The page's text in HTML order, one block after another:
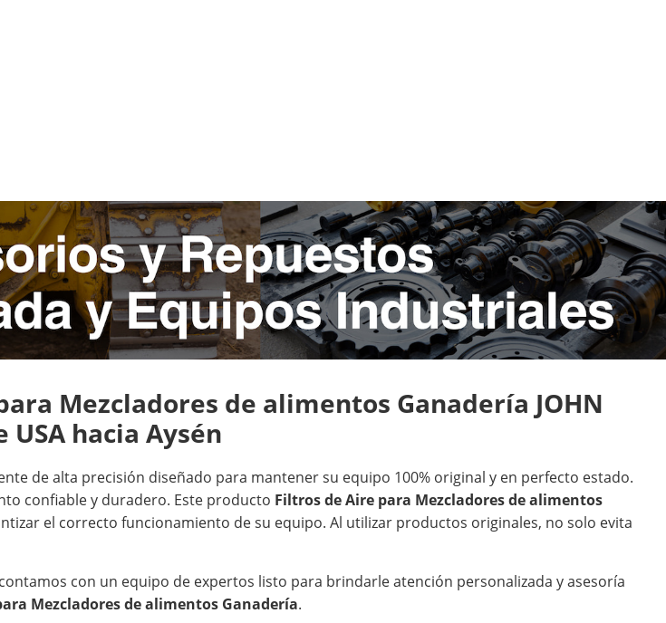
Mezcladores de alimentos Ganadería JOHN
USA hacia Aysén
de alta precisión diseñado para mantener su equipo 100% original y en perfecto estado.
confiable y duradero. Este producto Filtros de Aire para Mezcladores de alimentos
el correcto funcionamiento de su equipo. Al utilizar productos originales, no solo evita
con un equipo de expertos listo para brindarle atención personalizada y asesoría
Mezcladores de alimentos Ganadería.